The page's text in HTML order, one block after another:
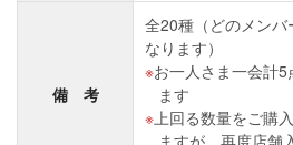
備 考
全20種（どのメンバ
なります）
お一人さま一会計
ます
上回る数量をご購